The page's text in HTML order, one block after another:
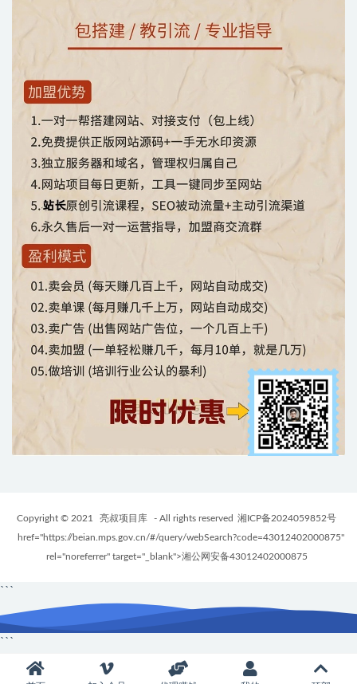
Copyright © 2021 亮叔项目库 - All rights reserved 湘ICP备2024059852号
href="https://beian.mps.gov.cn/#/query/webSearch?code=43012402000875"
rel="noreferrer" target="_blank">湘公网安备43012402000875
```
```